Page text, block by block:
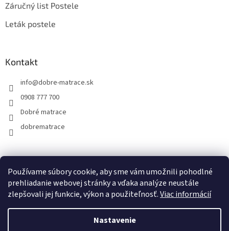
Používame súbory cookie, aby sme vám umožnili pohodlné
prehliadanie webovej stránky a vďaka analýze neustále
zlepšovali jej funkcie, výkon a použiteľnosť.Viac informácií
Nastavenie
Záručný list Postele
Leták postele
Kontakt
info@dobre-matrace.sk
0908 777 700
Dobré matrace
dobrematrace
Facebook